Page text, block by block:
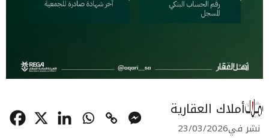
أملاك العقارية
نشر في23/03/2026